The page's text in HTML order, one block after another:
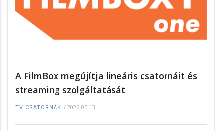
A FilmBox megújítja lineáris csatornáit és
streaming szolgáltatását
TV CSATORNÁK / 2026-05-13